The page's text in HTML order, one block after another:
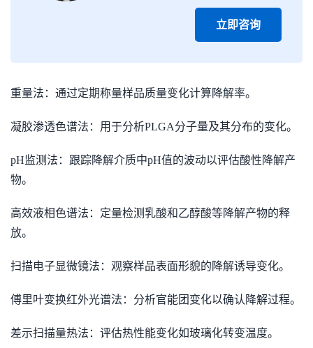
立即咨询
重量法：通过定期称量样品质量变化计算降解率。
凝胶渗透色谱法：用于分析PLGA分子量及其分布的变化。
pH监测法：跟踪降解介质中pH值的波动以评估酸性降解产
物。
高效液相色谱法：定量检测乳酸和乙醇酸等降解产物的释
放。
扫描电子显微镜法：观察样品表面形貌的降解诱导变化。
傅里叶变换红外光谱法：分析官能团变化以确认降解过程。
差示扫描量热法：评估热性能变化如玻璃化转变温度。